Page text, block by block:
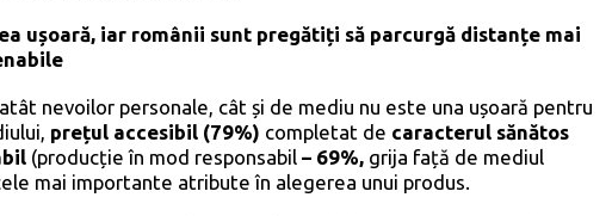
ușoară, iar românii sunt pregătiți să parcurgă distanțe mai
nevoilor personale, cât și de mediu nu este una ușoară pentru
prețul accesibil (79%) completat de caracterul sănătos
(producție în mod responsabil– 69%, grija față de mediul
mai importante atribute în alegerea unui produs.